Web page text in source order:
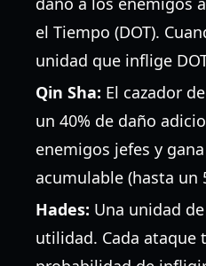
el Tiempo (DOT).
unidad que inflige
Qin Sha: El cazador
un 40% de daño
enemigos jefes y
acumulable (hasta un
Hades: Una unidad
utilidad. Cada ataque